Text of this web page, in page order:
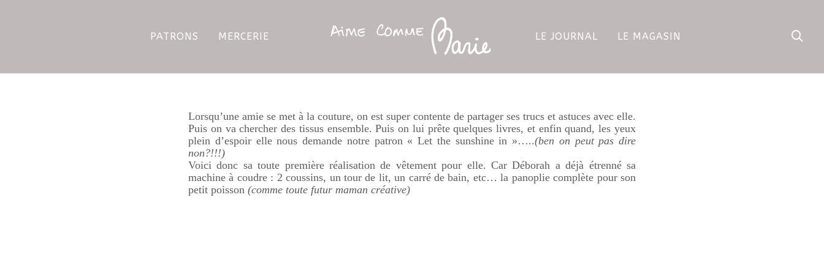
PATRONS MERCERIE LE JOURNAL LE MAGASIN
Lorsqu’une amie se met à la couture, on est super contente de partager ses trucs et astuces avec elle.
Puis on va chercher des tissus ensemble. Puis on lui prête quelques livres, et enfin quand, les yeux
plein d’espoir elle nous demande notre patron « Let the sunshinein »…..(ben on peut pas dire
non?!!!)
Voici donc sa toute première réalisation de vêtement pour elle. CarDéborah a déjà étrenné sa
machine à coudre : 2 coussins, un tour de lit, un carré de bain, etc… la panoplie complète pour son
petit poisson (comme toute futur maman créative)